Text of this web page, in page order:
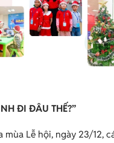
ĐI ĐÂU THẾ?”
Lễ hội, ngày 23/12,